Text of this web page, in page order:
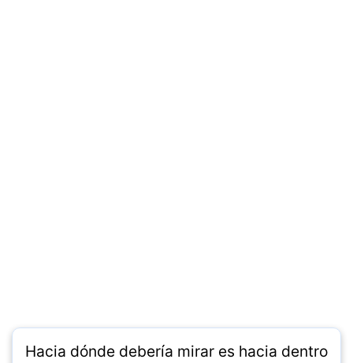
Hacia dónde debería mirar es hacia dentro